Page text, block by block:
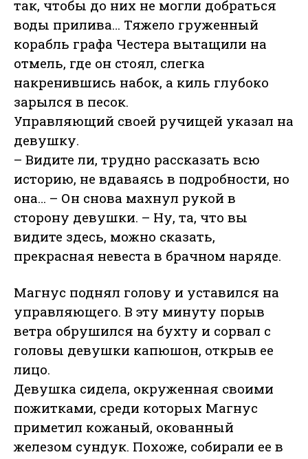
так, чтобы до них не могли добраться
воды прилива… Тяжело груженный
корабль графа Честера вытащили на
отмель, где он стоял, слегка
накренившись набок, а киль глубоко
зарылся в песок.
Управляющий своей ручищей указал на
девушку.
– Видите ли, трудно рассказать всю
историю, не вдаваясь в подробности, но
она… – Он снова махнул рукой в
сторону девушки. – Ну, та, что вы
видите здесь, можно сказать,
прекрасная невеста в брачном наряде.
Магнус поднял голову и уставился на
управляющего. В эту минуту порыв
ветра обрушился на бухту и сорвал с
головы девушки капюшон, открыв ее
лицо.
Девушка сидела, окруженная своими
пожитками, среди которых Магнус
приметил кожаный, окованный
железом сундук. Похоже, собирали ее в